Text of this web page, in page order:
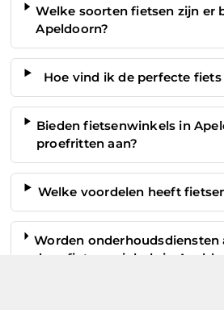
Welke soorten fietsen zijn er
Apeldoorn?
Hoe vind ik de perfecte
Bieden fietsenwinkels in
proefritten aan?
Welke voordelen heeft
Worden onderhoudsdiensten
door fietsenwinkels in